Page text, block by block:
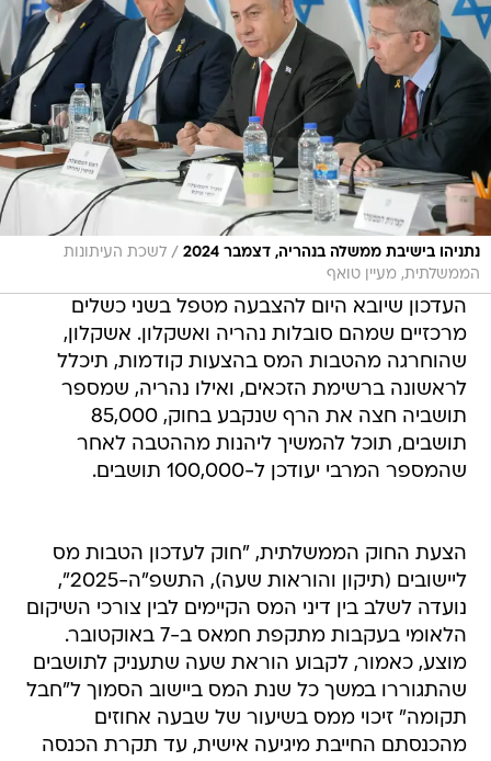
נתניהו בישיבת ממשלה בנהריה, דצמבר 2024 / לשכת העיתונות
הממשלתית, מעיין טואף
העדכון שיובא היום להצבעה מטפל בשני כשלים
מרכזיים שמהם סובלות נהריה ואשקלון. אשקלון,
שהוחרגה מהטבות המס בהצעות קודמות, תיכלל
לראשונה ברשימת הזכאים, ואילו נהריה, שמספר
תושביה חצה את הרף שנקבע בחוק, 85,000
תושבים, תוכל להמשיך ליהנות מההטבה לאחר
שהמספר המרבי יעודכן ל-100,000 תושבים.
הצעת החוק הממשלתית, "חוק לעדכון הטבות מס
ליישובים (תיקון והוראות שעה), התשפ"ה-2025",
נועדה לשלב בין דיני המס הקיימים לבין צורכי השיקום
הלאומי בעקבות מתקפת חמאס ב-7 באוקטובר.
מוצע, כאמור, לקבוע הוראת שעה שתעניק לתושבים
שהתגוררו במשך כל שנת המס ביישוב הסמוך ל"חבל
תקומה" זיכוי ממס בשיעור של שבעה אחוזים
מהכנסתם החייבת מיגיעה אישית, עד תקרת הכנסה